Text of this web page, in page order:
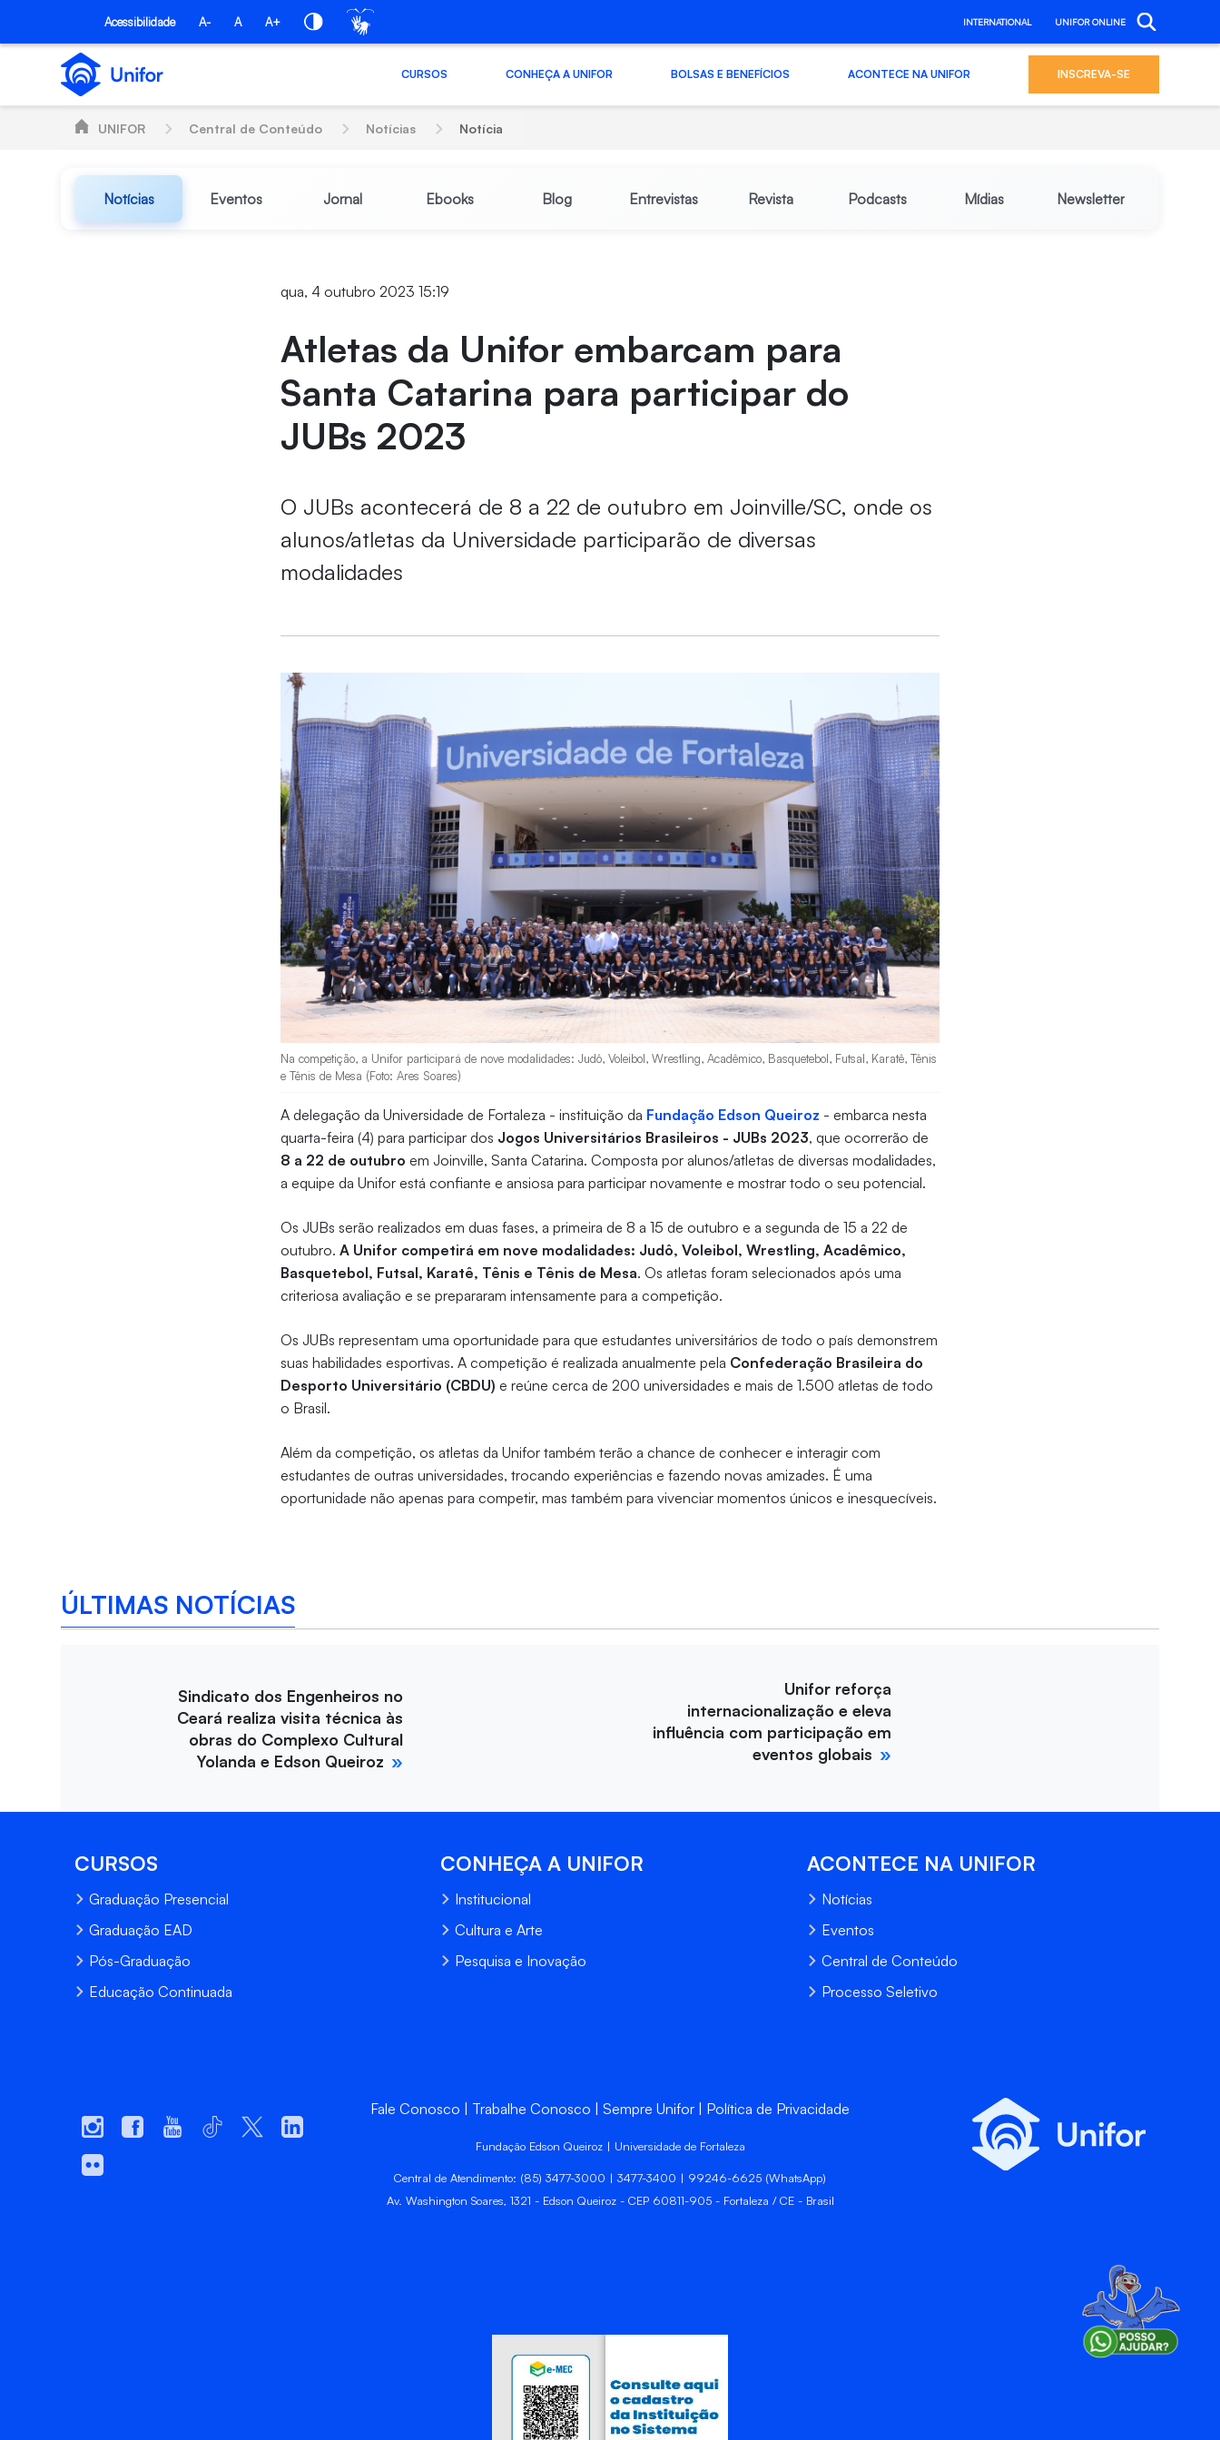
Pular para o Conteúdo principal
Acessibilidade A- A A+ INTERNATIONAL UNIFOR ONLINE
CURSOS CONHEÇA A UNIFOR BOLSAS E BENEFÍCIOS ACONTECE NA UNIFOR INSCREVA-SE
UNIFOR Central de Conteúdo Notícias Notícia
Notícias Eventos Jornal Ebooks Blog Entrevistas Revista Podcasts Mídias Newsletter
qua, 4 outubro 2023 15:19
Atletas da Unifor embarcam para
Santa Catarina para participar do
JUBs 2023
O JUBs acontecerá de 8 a 22 de outubro em Joinville/SC, onde os
alunos/atletas da Universidade participarão de diversas
modalidades
Na competição, a Unifor participará de nove modalidades: Judô, Voleibol, Wrestling, Acadêmico, Basquetebol, Futsal, Karatê, Tênis
e Tênis de Mesa (Foto: Ares Soares)
A delegação da Universidade de Fortaleza - instituição da Fundação Edson Queiroz - embarca nesta
quarta-feira (4) para participar dos Jogos Universitários Brasileiros - JUBs 2023, que ocorrerão de
8 a 22 de outubro em Joinville, Santa Catarina. Composta por alunos/atletas de diversas modalidades,
a equipe da Unifor está confiante e ansiosa para participar novamente e mostrar todo o seu potencial.
Os JUBs serão realizados em duas fases, a primeira de 8 a 15 de outubro e a segunda de 15 a 22 de
outubro.A Unifor competirá em nove modalidades: Judô, Voleibol, Wrestling, Acadêmico,
Basquetebol, Futsal, Karatê, Tênis e Tênis de Mesa. Os atletas foram selecionados após uma
criteriosa avaliação e se prepararam intensamente para a competição.
Os JUBs representam uma oportunidade para que estudantes universitários de todo o país demonstrem
suas habilidades esportivas. A competição é realizada anualmente pela Confederação Brasileira do
Desporto Universitário (CBDU) e reúne cerca de 200 universidades e mais de 1.500 atletas de todo
o Brasil.
Além da competição, os atletas da Unifor também terão a chance de conhecer e interagir com
estudantes de outras universidades, trocando experiências e fazendo novas amizades. É uma
oportunidade não apenas para competir, mas também para vivenciar momentos únicos e inesquecíveis.
ÚLTIMAS NOTÍCIAS
Sindicato dos Engenheiros no
Ceará realiza visita técnica às
obras do Complexo Cultural
Yolanda e Edson Queiroz
Unifor reforça
internacionalização e eleva
influência com participação em
eventos globais
CURSOS
Graduação Presencial
Graduação EAD
Pós-Graduação
Educação Continuada
CONHEÇA A UNIFOR
Institucional
Cultura e Arte
Pesquisa e Inovação
ACONTECE NA UNIFOR
Notícias
Eventos
Central de Conteúdo
Processo Seletivo
Fale Conosco Trabalhe Conosco Sempre Unifor Política de Privacidade
Fundação Edson Queiroz | Universidade de Fortaleza
Central de Atendimento: (85) 3477-3000 | 3477-3400 | 99246-6625 (WhatsApp)
Av. Washington Soares, 1321 - Edson Queiroz - CEP 60811-905 - Fortaleza / CE - Brasil